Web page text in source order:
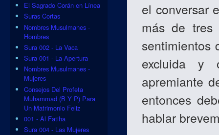
el conversar
más de tres
sentimientos
excluida y
apremiante
entonces
hablar
El Sagrado Corán en Línea
Suras Cortas
Nombres Musulmanes -
Hombres
Sura 002 - La Vaca
Sura 001 - La Apertura
Nombres Musulmanes -
Mujeres
Consejos Del Profeta
Muhammad (B Y P) Para
Un Matrimonio Feliz
001 - Al Fatiha
Sura 004 - Las Mujeres